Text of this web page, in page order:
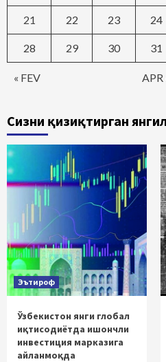
« FEV APR
21 22 23 24
28 29 30 31
Сизни қизиқтирган
Эътироф
Ўзбекистон янги глобал
иқтисодиётда ишончли
инвестиция марказига
айланмоқда